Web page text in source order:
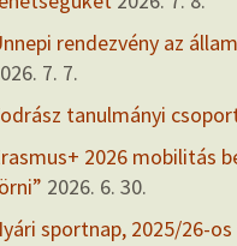
rendezvény az
7. 7.
tanulmányi
2026 mobilitás
2026. 6. 30.
sportnap, 2025/26-